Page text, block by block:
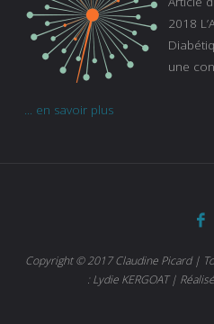
de la
qui
cher
2018
une
... en savoir plus
Copyright © 2017 Claudine Picard |
: Lydie KERGOAT |